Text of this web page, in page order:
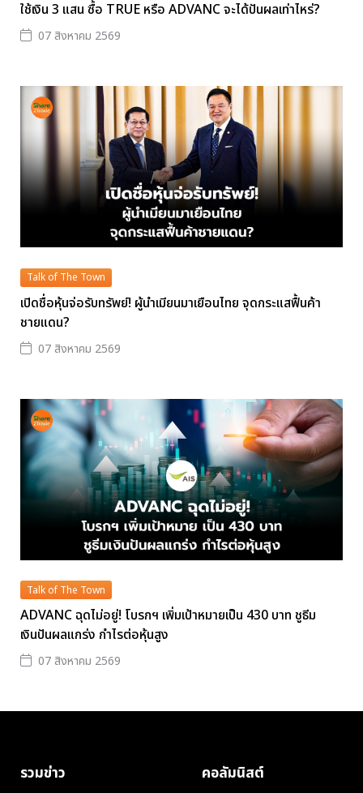
ใช้เงิน 3 แสน ซื้อ TRUE หรือ ADVANC จะได้ปันผลเท่าไหร่?
07 สิงหาคม 2569
Talk of The Town
เปิดชื่อหุ้นจ่อรับทรัพย์! ผู้นำเมียนมาเยือนไทย จุดกระแสฟื้นค้า
ชายแดน?
07 สิงหาคม 2569
Talk of The Town
ADVANC ฉุดไม่อยู่! โบรกฯ เพิ่มเป้าหมายเป็น 430 บาท ชูธีม
เงินปันผลแกร่ง กำไรต่อหุ้นสูง
07 สิงหาคม 2569
รวมข่าว คอลัมนิสต์